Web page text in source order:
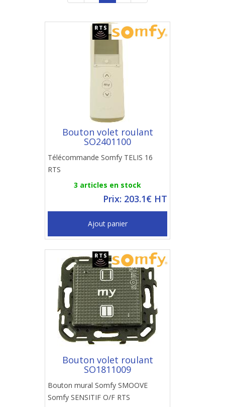
Bouton volet roulant
SO2401100
Télécommande Somfy TELIS 16
RTS
3 articles en stock
Prix: 203.1€ HT
Ajout panier
Bouton volet roulant
SO1811009
Bouton mural Somfy SMOOVE
Somfy SENSITIF O/F RTS